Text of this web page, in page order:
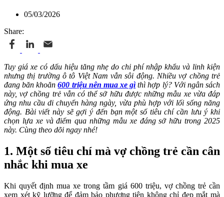
05/03/2026
Share:
Tuy giá xe có dấu hiệu tăng nhẹ do chi phí nhập khẩu và linh kiện
nhưng thị trường ô tô Việt Nam vẫn sôi động. Nhiều vợ chồng trẻ
đang băn khoăn600 triệu nên mua xe gì thì hợp lý? Với ngân sách
này, vợ chồng trẻ vẫn có thể sở hữu được những mẫu xe vừa đáp
ứng nhu cầu di chuyển hàng ngày, vừa phù hợp với lối sống năng
động. Bài viết này sẽ gợi ý đến bạn một số tiêu chí cần lưu ý khi
chọn lựa xe và điểm qua những mẫu xe đáng sở hữu trong 2025
này. Cùng theo dõi ngay nhé!
1. Một số tiêu chí mà vợ chồng trẻ cần cân
nhắc khi mua xe
Khi quyết định mua xe trong tầm giá 600 triệu, vợ chồng trẻ cần
xem xét kỹ lưỡng để đảm bảo phương tiện không chỉ đẹp mắt mà